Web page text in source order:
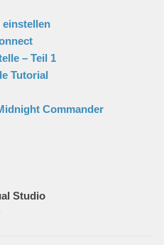
einstellen
– Teil 1
Tutorial
Commander
Studio